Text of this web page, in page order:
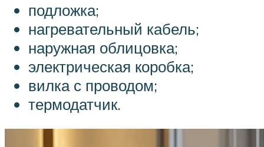
подложка;
нагревательный кабель;
наружная облицовка;
электрическая коробка;
вилка с проводом;
термодатчик.